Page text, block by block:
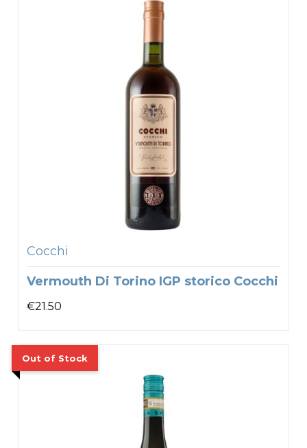
Cocchi
Vermouth Di Torino IGP storico Cocchi
€21.50